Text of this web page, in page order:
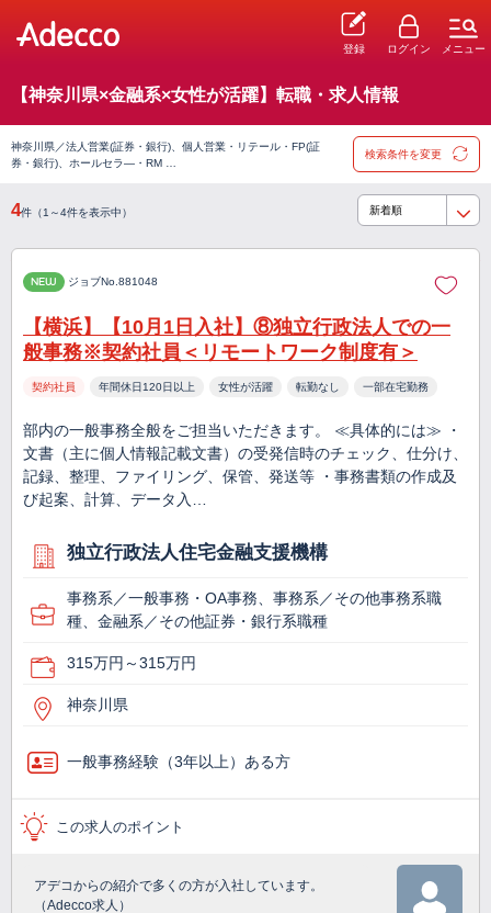
登録 ログイン メニュー
【神奈川県×金融系×女性が活躍】転職・求人情報
神奈川県／法人営業(証券・銀行)、個人営業・リテール・FP(証
券・銀行)、ホールセラ―・RM …
検索条件を変更
4件（1～4件を表示中）
NEW ジョブNo.881048
【横浜】【10月1日入社】⑧独立行政法人での一
般事務※契約社員＜リモートワーク制度有＞
契約社員 年間休日120日以上 女性が活躍 転勤なし 一部在宅勤務
部内の一般事務全般をご担当いただきます。 ≪具体的には≫ ・
文書（主に個人情報記載文書）の受発信時のチェック、仕分け、
記録、整理、ファイリング、保管、発送等 ・事務書類の作成及
び起案、計算、データ入…
独立行政法人住宅金融支援機構
事務系／一般事務・OA事務、事務系／その他事務系職
種、金融系／その他証券・銀行系職種
315万円～315万円
神奈川県
一般事務経験（3年以上）ある方
この求人のポイント
アデコからの紹介で多くの方が入社しています。
（Adecco求人）